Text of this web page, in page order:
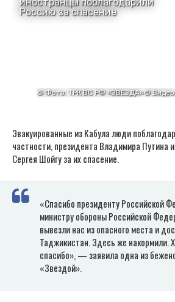
Эвакуированные из Кабула люди
частности, президента Владимира Путина
Сергея Шойгу за их спасение.
«Спасибо президенту Российской
министру обороны Российской
вывезли нас из опасного места и
Таджикистан. Здесь же накормили.
спасибо», — заявила одна из
«Звездой».